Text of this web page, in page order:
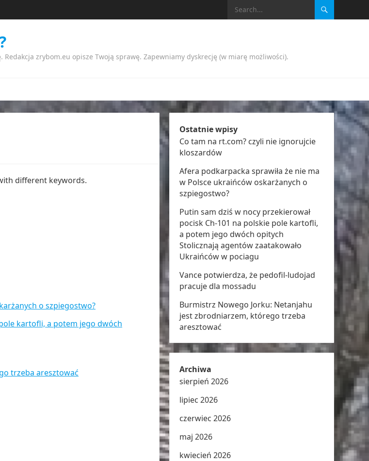
zrybom.eu opisze Twoją sprawę. Zapewniamy dyskrecję (w miarę możliwości).
different keywords.
o szpiegostwo?
kartofli, a potem jego dwóch
trzeba aresztować
Ostatnie wpisy
Co tam na rt.com? czyli nie ignorujcie
kloszardów
Afera podkarpacka sprawiła że nie ma
w Polsce ukraińców oskarżanych o
szpiegostwo?
Putin sam dziś w nocy przekierował
pocisk Ch-101 na polskie pole kartofli,
a potem jego dwóch opitych
Stolicznają agentów zaatakowało
Ukraińców w pociagu
Vance potwierdza, że pedofil-ludojad
pracuje dla mossadu
Burmistrz Nowego Jorku: Netanjahu
jest zbrodniarzem, którego trzeba
aresztować
Archiwa
sierpień 2026
lipiec 2026
czerwiec 2026
maj 2026
kwiecień 2026